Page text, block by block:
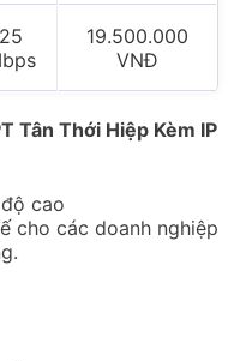
25
19.500.000
VNĐ
Tân Thới Hiệp Kèm IP
cao
cho các doanh nghiệp